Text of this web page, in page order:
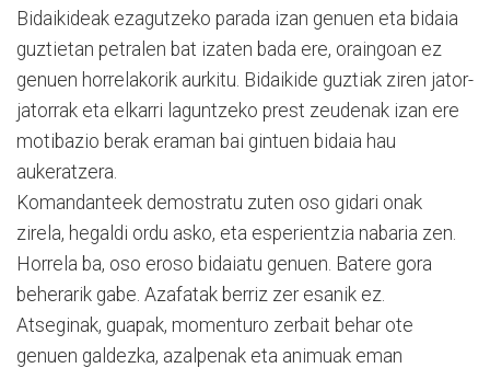
Bidaikideak ezagutzeko parada izan genuen eta bidaia
guztietan petralen bat izaten bada ere, oraingoan ez
genuen horrelakorik aurkitu. Bidaikide guztiak ziren jator-
jatorrak eta elkarri laguntzeko prest zeudenak izan ere
motibazio berak eraman bai gintuen bidaia hau
aukeratzera.
Komandanteek demostratu zuten oso gidari onak
zirela, hegaldi ordu asko, eta esperientzia nabaria zen.
Horrela ba, oso eroso bidaiatu genuen. Batere gora
beherarik gabe. Azafatak berriz zer esanik ez.
Atseginak, guapak, momenturo zerbait behar ote
genuen galdezka, azalpenak eta animuak eman